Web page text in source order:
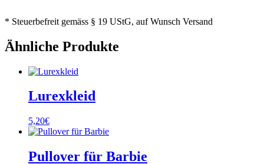
* Steuerbefreit gemäss § 19 UStG, auf Wunsch Versand
Ähnliche Produkte
Lurexkleid
5,20€
Pullover für Barbie